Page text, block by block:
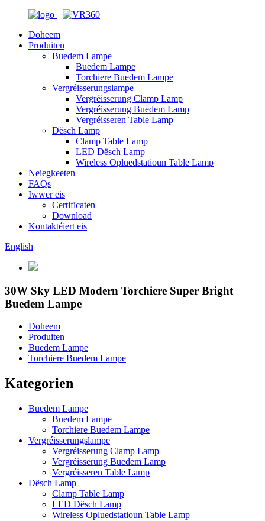
Doheem
Produiten
Buedem Lampe
Buedem Lampe
Torchiere Buedem Lampe
Vergréisserungslampe
Vergréisserung Clamp Lamp
Vergréisserung Buedem Lamp
Vergréisseren Table Lamp
Dësch Lamp
Clamp Table Lamp
LED Dësch Lamp
Wireless Opluedstatioun Table Lamp
Neiegkeeten
FAQs
Iwwer eis
Certificaten
Download
Kontaktéiert eis
English
30W Sky LED Modern Torchiere Super Bright
Buedem Lampe
Doheem
Produiten
Buedem Lampe
Torchiere Buedem Lampe
Kategorien
Buedem Lampe
Buedem Lampe
Torchiere Buedem Lampe
Vergréisserungslampe
Vergréisserung Clamp Lamp
Vergréisserung Buedem Lamp
Vergréisseren Table Lamp
Dësch Lamp
Clamp Table Lamp
LED Dësch Lamp
Wireless Opluedstatioun Table Lamp